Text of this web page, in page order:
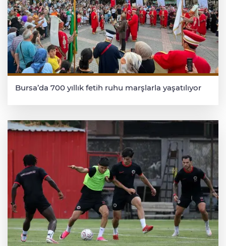
Bursa’da 700 yıllık fetih ruhu marşlarla yaşatılıyor